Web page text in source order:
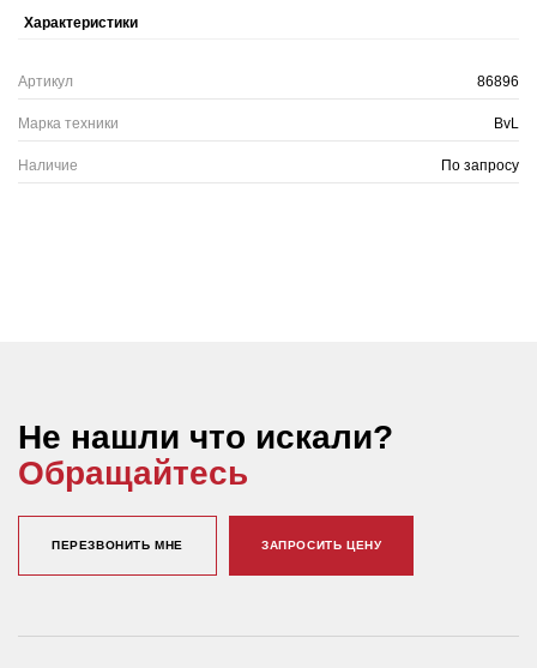
Характеристики
Артикул 86896
Марка техники BvL
Наличие По запросу
Не нашли что искали?
Обращайтесь
ПЕРЕЗВОНИТЬ МНЕ ЗАПРОСИТЬ ЦЕНУ